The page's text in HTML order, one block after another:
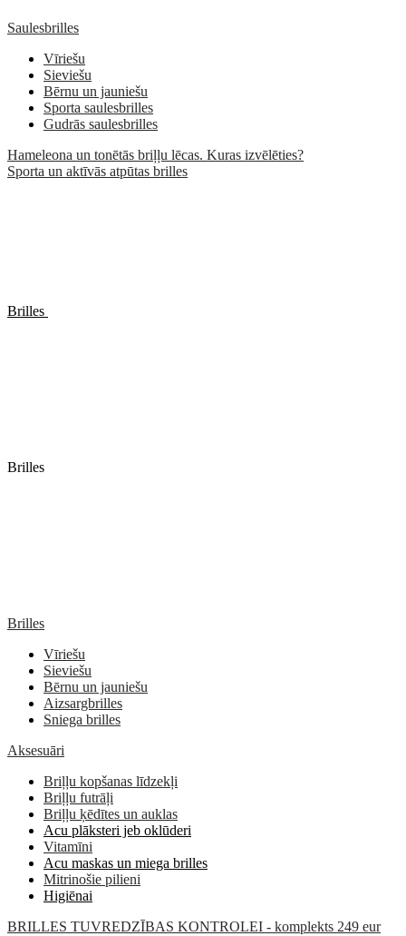
Saulesbrilles
Vīriešu
Sieviešu
Bērnu un jauniešu
Sporta saulesbrilles
Gudrās saulesbrilles
Hameleona un tonētās briļļu lēcas. Kuras izvēlēties?
Sporta un aktīvās atpūtas brilles
Brilles
Brilles
Brilles
Vīriešu
Sieviešu
Bērnu un jauniešu
Aizsargbrilles
Sniega brilles
Aksesuāri
Briļļu kopšanas līdzekļi
Briļļu futrāļi
Briļļu ķēdītes un auklas
Acu plāksteri jeb oklūderi
Vitamīni
Acu maskas un miega brilles
Mitrinošie pilieni
Higiēnai
BRILLES TUVREDZĪBAS KONTROLEI - komplekts 249 eur